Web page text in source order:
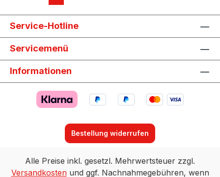
Service-Hotline
Servicemenü
Informationen
Bestellung widerrufen
Alle Preise inkl. gesetzl. Mehrwertsteuer zzgl.
Versandkostenund ggf. Nachnahmegebühren, wenn